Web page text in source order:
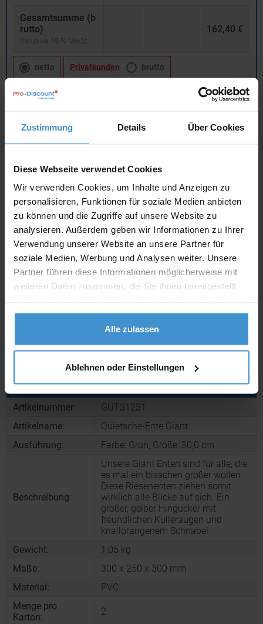
Zustimmung Details Über Cookies
Diese Webseite verwendet Cookies
Wir verwenden Cookies, um Inhalte und Anzeigen zu
personalisieren, Funktionen für soziale Medien anbieten
zu können und die Zugriffe auf unsere Website zu
analysieren. Außerdem geben wir Informationen zu Ihrer
Verwendung unserer Website an unsere Partner für
soziale Medien, Werbung und Analysen weiter. Unsere
Partner führen diese Informationen möglicherweise mit
weiteren Daten zusammen, die Sie ihnen bereitgestellt
gesammelt haben.
Alle zulassen
Ablehnen oder Einstellungen
Gesamtsumme (b
rutto)
inklusive 19 % MwSt.
162,40 €
netto Privatkunden brutto
Angebot drucken
Individuelle Anfrage
Lieferzeiten
Artikel mit Werbeanbringung: ca. 3 - 4 Wochen
Muster mit Ihrer
Werbeanbringung zur Freigabe
der Produktion:
ca. 3 - 4 Wochen
Muster bestellen
Produktinformationen zu diesem Werbeartikel
Artikelnummer:
GUT31231
Artikelname:
Quietsche-Ente Giant
Ausführung:
Farbe: Grün, Größe: 30,0 cm
Beschreibung:
Unsere Giant Enten sind für alle, die
es mal ein bisschen größer wollen.
Diese Riesenenten ziehen somit
wirklich alle Blicke auf sich. Ein
großer, gelber Hingucker mit
freundlichen Kulleraugen und
knallorangenem Schnabel.
Gewicht:
1,05 kg
Maße:
300 x 250 x 300 mm
Material:
PVC
Menge pro
Karton:
2